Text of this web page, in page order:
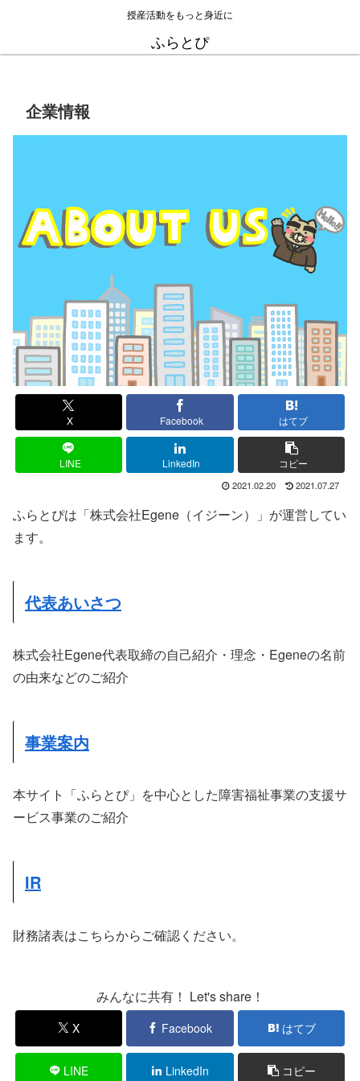
授産活動をもっと身近に
ふらとぴ
企業情報
X Facebook はてブ
LINE LinkedIn コピー
2021.02.20 2021.07.27
ふらとぴは「株式会社Egene（イジーン）」が運営してい
ます。
代表あいさつ
株式会社Egene代表取締の自己紹介・理念・Egeneの名前
の由来などのご紹介
事業案内
本サイト「ふらとぴ」を中心とした障害福祉事業の支援サ
ービス事業のご紹介
IR
財務諸表はこちらからご確認ください。
みんなに共有！ Let's share！
X Facebook はてブ
LINE LinkedIn コピー